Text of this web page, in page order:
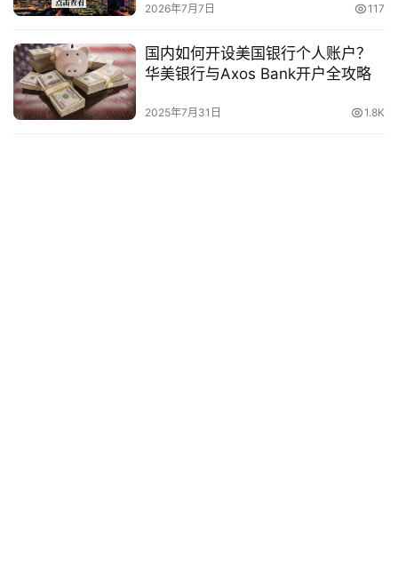
2026年7月7日 117
国内如何开设美国银行个人账户？
华美银行与Axos Bank开户全攻略
2025年7月31日 1.8K